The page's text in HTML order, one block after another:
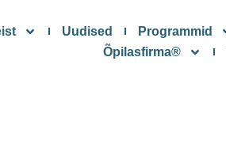
Uudised Programmid
Õpilasfirma®